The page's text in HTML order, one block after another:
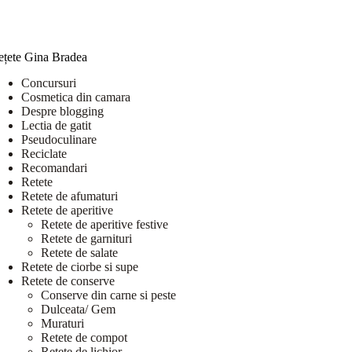
Gina Bradea
Concursuri
Cosmetica din camara
Despre blogging
Lectia de gatit
Pseudoculinare
Reciclate
Recomandari
Retete
Retete de afumaturi
Retete de aperitive
Retete de aperitive festive
Retete de garnituri
Retete de salate
Retete de ciorbe si supe
Retete de conserve
Conserve din carne si peste
Dulceata/ Gem
Muraturi
Retete de compot